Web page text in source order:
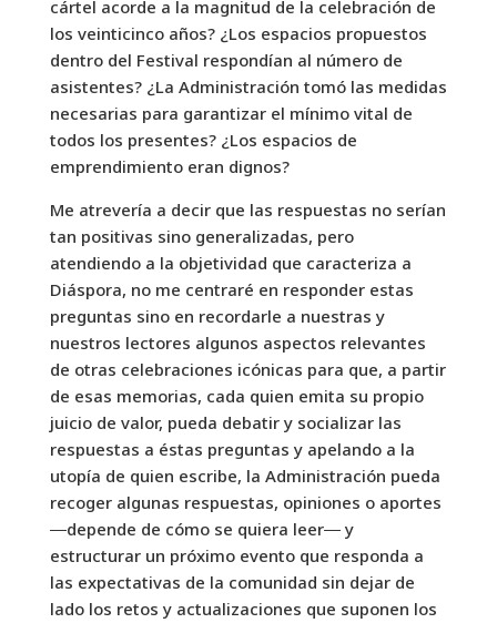
cártel acorde a la magnitud de la celebración de
los veinticinco años? ¿Los espacios propuestos
dentro del Festival respondían al número de
asistentes? ¿La Administración tomó las medidas
necesarias para garantizar el mínimo vital de
todos los presentes? ¿Los espacios de
emprendimiento eran dignos?
Me atrevería a decir que las respuestas no serían
tan positivas sino generalizadas, pero
atendiendo a la objetividad que caracteriza a
Diáspora, no me centraré en responder estas
preguntas sino en recordarle a nuestras y
nuestros lectores algunos aspectos relevantes
de otras celebraciones icónicas para que, a partir
de esas memorias, cada quien emita su propio
juicio de valor, pueda debatir y socializar las
respuestas a éstas preguntas y apelando a la
utopía de quien escribe, la Administración pueda
recoger algunas respuestas, opiniones o aportes
―depende de cómo se quiera leer― y
estructurar un próximo evento que responda a
las expectativas de la comunidad sin dejar de
lado los retos y actualizaciones que suponen los